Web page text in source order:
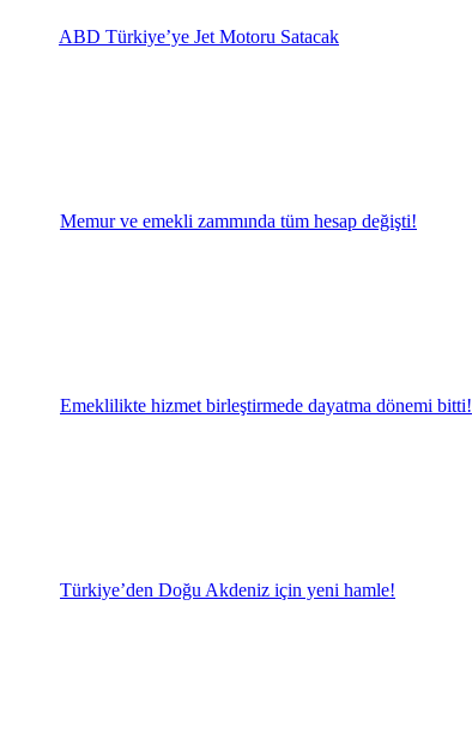
ABD Türkiye’ye Jet Motoru Satacak
Memur ve emekli zammında tüm hesap değişti!
Emeklilikte hizmet birleştirmede dayatma dönemi bitti!
Türkiye’den Doğu Akdeniz için yeni hamle!